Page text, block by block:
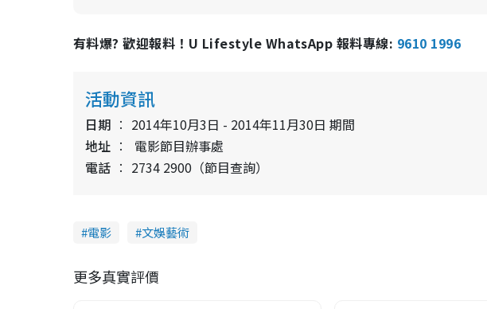
有料爆? 歡迎報料！U Lifestyle WhatsApp 報料專線: 9610 1996
活動資訊
日期
2014年10月3日 - 2014年11月30日 期間
地址
電影節目辦事處
電話
2734 2900（節目查詢）
電影 文娛藝術
更多真實評價